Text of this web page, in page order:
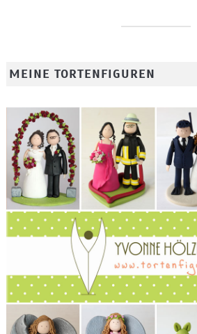
MEINE TORTENFIGUREN